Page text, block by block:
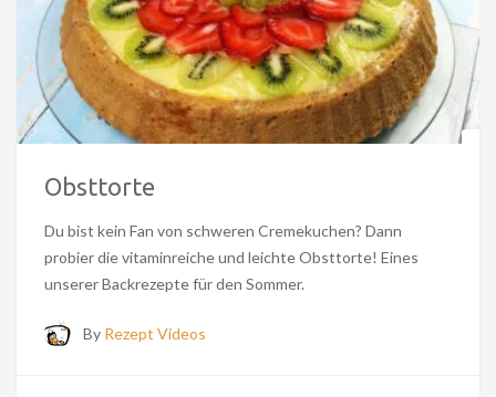
Obsttorte
Du bist kein Fan von schweren Cremekuchen? Dann
probier die vitaminreiche und leichte Obsttorte! Eines
unserer Backrezepte für den Sommer.
By Rezept Videos